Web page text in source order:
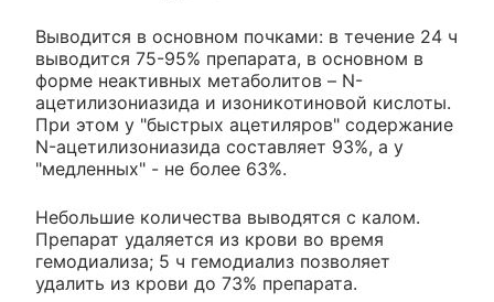
Выводится в основном почками: в течение 24 ч
выводится 75-95% препарата, в основном в
форме неактивных метаболитов – N-
ацетилизониазида и изоникотиновой кислоты.
При этом у "быстрых ацетиляров" содержание
N-ацетилизониазида составляет 93%, а у
"медленных" - не более 63%.
Небольшие количества выводятся с калом.
Препарат удаляется из крови во время
гемодиализа; 5 ч гемодиализ позволяет
удалить из крови до 73% препарата.